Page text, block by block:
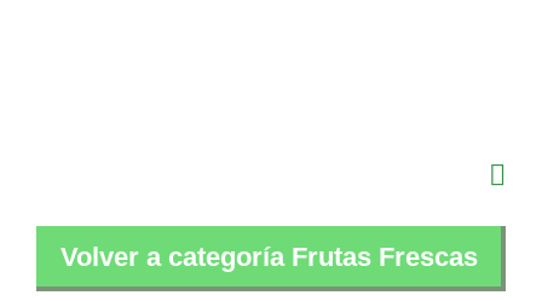
Volver a categoría Frutas Frescas